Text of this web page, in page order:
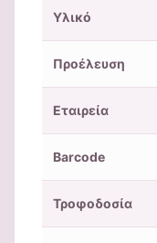
Υλικό
Προέλευση
Εταιρεία
Barcode
Τροφοδοσία